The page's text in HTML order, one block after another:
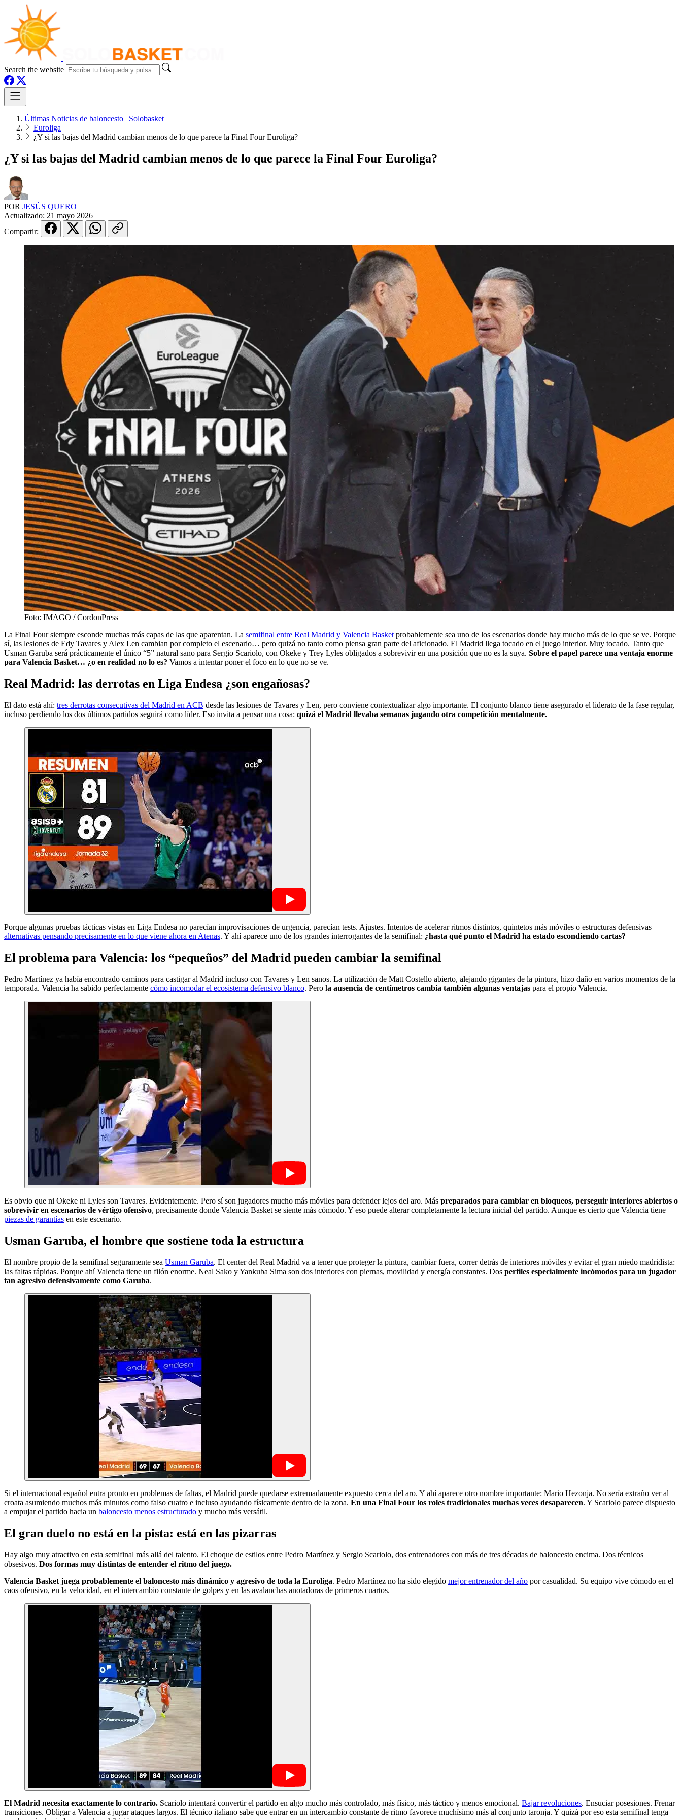
Search the website
Últimas Noticias de baloncesto | Solobasket
Euroliga
¿Y si las bajas del Madrid cambian menos de lo que parece la Final Four Euroliga?
¿Y si las bajas del Madrid cambian menos de lo que parece la Final Four Euroliga?
POR JESÚS QUERO
Actualizado: 21 mayo 2026
Compartir:
Foto: IMAGO / CordonPress
La Final Four siempre esconde muchas más capas de las que aparentan. La semifinal entre Real Madrid y Valencia Basket probablemente sea uno de los escenarios donde hay mucho más de lo que se ve. Porque
sí, las lesiones de Edy Tavares y Alex Len cambian por completo el escenario… pero quizá no tanto como piensa gran parte del aficionado. El Madrid llega tocado en el juego interior. Muy tocado. Tanto que
Usman Garuba será prácticamente el único “5” natural sano para Sergio Scariolo, con Okeke y Trey Lyles obligados a sobrevivir en una posición que no es la suya. Sobre el papel parece una ventaja enorme
para Valencia Basket… ¿o en realidad no lo es? Vamos a intentar poner el foco en lo que no se ve.
Real Madrid: las derrotas en Liga Endesa ¿son engañosas?
El dato está ahí: tres derrotas consecutivas del Madrid en ACB desde las lesiones de Tavares y Len, pero conviene contextualizar algo importante. El conjunto blanco tiene asegurado el liderato de la fase regular,
incluso perdiendo los dos últimos partidos seguirá como líder. Eso invita a pensar una cosa: quizá el Madrid llevaba semanas jugando otra competición mentalmente.
Porque algunas pruebas tácticas vistas en Liga Endesa no parecían improvisaciones de urgencia, parecían tests. Ajustes. Intentos de acelerar ritmos distintos, quintetos más móviles o estructuras defensivas
alternativas pensando precisamente en lo que viene ahora en Atenas. Y ahí aparece uno de los grandes interrogantes de la semifinal: ¿hasta qué punto el Madrid ha estado escondiendo cartas?
El problema para Valencia: los “pequeños” del Madrid pueden cambiar la semifinal
Pedro Martínez ya había encontrado caminos para castigar al Madrid incluso con Tavares y Len sanos. La utilización de Matt Costello abierto, alejando gigantes de la pintura, hizo daño en varios momentos de la
temporada. Valencia ha sabido perfectamente cómo incomodar el ecosistema defensivo blanco. Pero la ausencia de centímetros cambia también algunas ventajas para el propio Valencia.
Es obvio que ni Okeke ni Lyles son Tavares. Evidentemente. Pero sí son jugadores mucho más móviles para defender lejos del aro. Más preparados para cambiar en bloqueos, perseguir interiores abiertos o
sobrevivir en escenarios de vértigo ofensivo, precisamente donde Valencia Basket se siente más cómodo. Y eso puede alterar completamente la lectura inicial del partido. Aunque es cierto que Valencia tiene
piezas de garantías en este escenario.
Usman Garuba, el hombre que sostiene toda la estructura
El nombre propio de la semifinal seguramente sea Usman Garuba. El center del Real Madrid va a tener que proteger la pintura, cambiar fuera, correr detrás de interiores móviles y evitar el gran miedo madridista:
las faltas rápidas. Porque ahí Valencia tiene un filón enorme. Neal Sako y Yankuba Sima son dos interiores con piernas, movilidad y energía constantes. Dos perfiles especialmente incómodos para un jugador
tan agresivo defensivamente como Garuba.
Si el internacional español entra pronto en problemas de faltas, el Madrid puede quedarse extremadamente expuesto cerca del aro. Y ahí aparece otro nombre importante: Mario Hezonja. No sería extraño ver al
croata asumiendo muchos más minutos como falso cuatro e incluso ayudando físicamente dentro de la zona. En una Final Four los roles tradicionales muchas veces desaparecen. Y Scariolo parece dispuesto
a empujar el partido hacia un baloncesto menos estructurado y mucho más versátil.
El gran duelo no está en la pista: está en las pizarras
Hay algo muy atractivo en esta semifinal más allá del talento. El choque de estilos entre Pedro Martínez y Sergio Scariolo, dos entrenadores con más de tres décadas de baloncesto encima. Dos técnicos
obsesivos. Dos formas muy distintas de entender el ritmo del juego.
Valencia Basket juega probablemente el baloncesto más dinámico y agresivo de toda la Euroliga. Pedro Martínez no ha sido elegido mejor entrenador del año por casualidad. Su equipo vive cómodo en el
caos ofensivo, en la velocidad, en el intercambio constante de golpes y en las avalanchas anotadoras de primeros cuartos.
El Madrid necesita exactamente lo contrario. Scariolo intentará convertir el partido en algo mucho más controlado, más físico, más táctico y menos emocional. Bajar revoluciones. Ensuciar posesiones. Frenar
transiciones. Obligar a Valencia a jugar ataques largos. El técnico italiano sabe que entrar en un intercambio constante de ritmo favorece muchísimo más al conjunto taronja. Y quizá por eso esta semifinal tenga